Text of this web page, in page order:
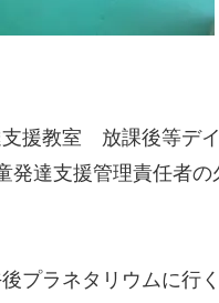
援教室 放課後等デ
発達支援管理責任者の
プラネタリウムに行